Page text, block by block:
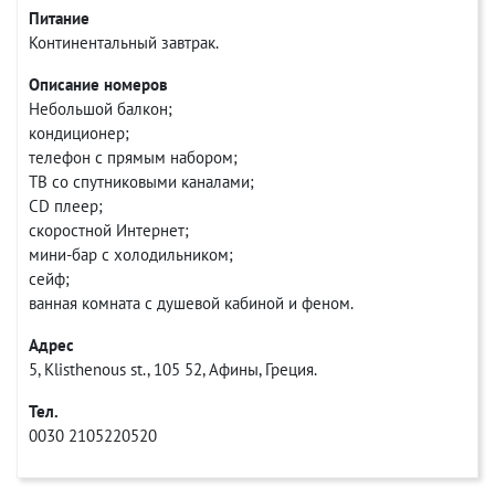
Питание
Континентальный завтрак.
Описание номеров
Небольшой балкон;
кондиционер;
телефон с прямым набором;
ТВ со спутниковыми каналами;
CD плеер;
скоростной Интернет;
мини-бар с холодильником;
сейф;
ванная комната с душевой кабиной и феном.
Адрес
5, Klisthenous st., 105 52, Афины, Греция.
Тел.
0030 2105220520